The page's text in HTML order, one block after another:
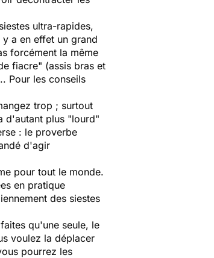
ultra-rapides,
a en effet un grand
forcément la même
fiacre" (assis bras et
Pour les conseils
trop ; surtout
d'autant plus "lourd"
: le proverbe
d'agir
pour tout le monde.
en pratique
des siestes
qu'une seule, le
voulez la déplacer
pourrez les